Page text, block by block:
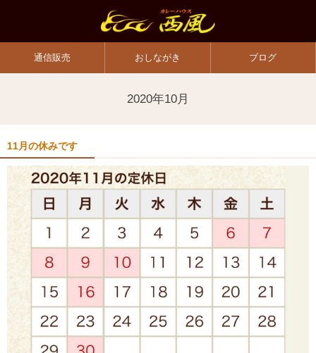
通信販売 おしながき ブログ
2020年10月
11月の休みです